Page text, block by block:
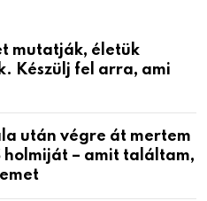
mutatják, életük
Készülj fel arra, ami
után végre át mertem
holmiját – amit találtam,